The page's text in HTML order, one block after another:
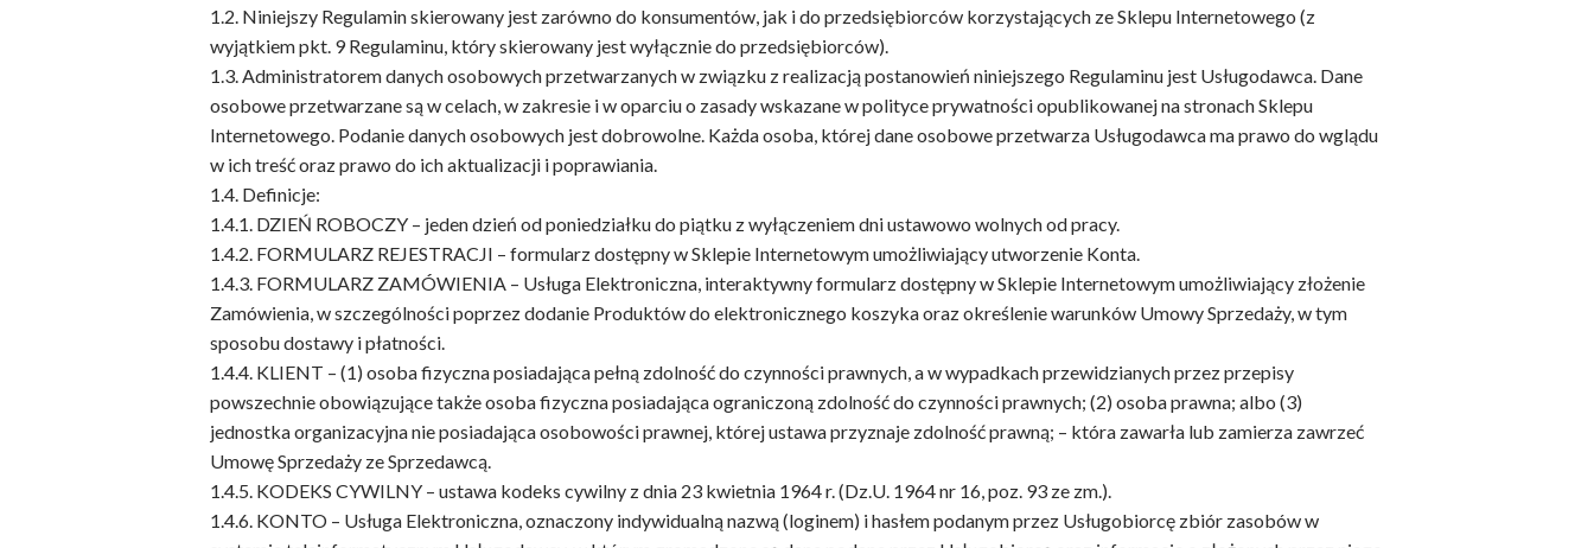
1.2. Niniejszy Regulamin skierowany jest zarówno do konsumentów, jak i do przedsiębiorców korzystających ze Sklepu Internetowego (z
wyjątkiem pkt. 9 Regulaminu, który skierowany jest wyłącznie do przedsiębiorców).
1.3. Administratorem danych osobowych przetwarzanych w związku z realizacją postanowień niniejszego Regulaminu jest Usługodawca. Dane
osobowe przetwarzane są w celach, w zakresie i w oparciu o zasady wskazane w polityce prywatności opublikowanej na stronach Sklepu
Internetowego. Podanie danych osobowych jest dobrowolne. Każda osoba, której dane osobowe przetwarza Usługodawca ma prawo do wglądu
w ich treść oraz prawo do ich aktualizacji i poprawiania.
1.4. Definicje:
1.4.1. DZIEŃ ROBOCZY – jeden dzień od poniedziałku do piątku z wyłączeniem dni ustawowo wolnych od pracy.
1.4.2. FORMULARZ REJESTRACJI – formularz dostępny w Sklepie Internetowym umożliwiający utworzenie Konta.
1.4.3. FORMULARZ ZAMÓWIENIA – Usługa Elektroniczna, interaktywny formularz dostępny w Sklepie Internetowym umożliwiający złożenie
Zamówienia, w szczególności poprzez dodanie Produktów do elektronicznego koszyka oraz określenie warunków Umowy Sprzedaży, w tym
sposobu dostawy i płatności.
1.4.4. KLIENT – (1) osoba fizyczna posiadająca pełną zdolność do czynności prawnych, a w wypadkach przewidzianych przez przepisy
powszechnie obowiązujące także osoba fizyczna posiadająca ograniczoną zdolność do czynności prawnych; (2) osoba prawna; albo (3)
jednostka organizacyjna nie posiadająca osobowości prawnej, której ustawa przyznaje zdolność prawną; – która zawarła lub zamierza zawrzeć
Umowę Sprzedaży ze Sprzedawcą.
1.4.5. KODEKS CYWILNY – ustawa kodeks cywilny z dnia 23 kwietnia 1964 r. (Dz.U. 1964 nr 16, poz. 93 ze zm.).
1.4.6. KONTO – Usługa Elektroniczna, oznaczony indywidualną nazwą (loginem) i hasłem podanym przez Usługobiorcę zbiór zasobów w